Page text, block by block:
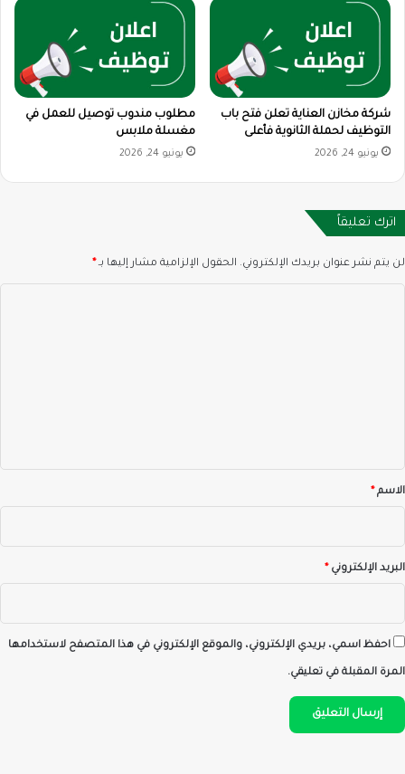
شركة مخازن العناية تعلن فتح باب
التوظيف لحملة الثانوية فأعلى
يونيو 24, 2026
مطلوب مندوب توصيل للعمل في
مغسلة ملابس
يونيو 24, 2026
اترك تعليقاً
لن يتم نشر عنوان بريدك الإلكتروني. الحقول الإلزامية مشار إليها بـ*
*الاسم*
البريد الإلكتروني*
احفظ اسمي، بريدي الإلكتروني، والموقع الإلكتروني في هذا المتصفح لاستخدامها
المرة المقبلة في تعليقي.